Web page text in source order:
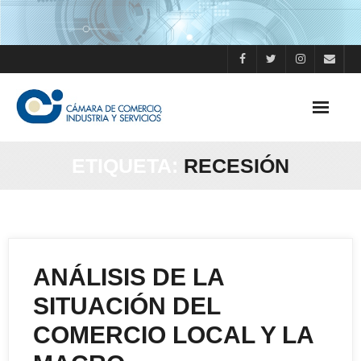
Skip
ETIQUETA: RECESIÓN
ANÁLISIS DE LA
SITUACIÓN DEL
COMERCIO LOCAL Y LA